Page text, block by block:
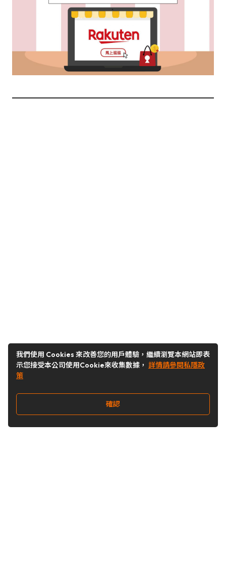
我們使用 Cookies 來改善您的用戶體驗，繼續瀏覽本網站即表
示您接受本公司使用Cookie來收集數據， 詳情請參閱私隱政
策
確認